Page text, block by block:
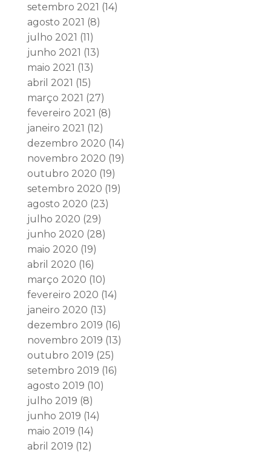
setembro 2021 (14)
agosto 2021 (8)
julho 2021 (11)
junho 2021 (13)
maio 2021 (13)
abril 2021 (15)
março 2021 (27)
fevereiro 2021 (8)
janeiro 2021 (12)
dezembro 2020 (14)
novembro 2020 (19)
outubro 2020 (19)
setembro 2020 (19)
agosto 2020 (23)
julho 2020 (29)
junho 2020 (28)
maio 2020 (19)
abril 2020 (16)
março 2020 (10)
fevereiro 2020 (14)
janeiro 2020 (13)
dezembro 2019 (16)
novembro 2019 (13)
outubro 2019 (25)
setembro 2019 (16)
agosto 2019 (10)
julho 2019 (8)
junho 2019 (14)
maio 2019 (14)
abril 2019 (12)